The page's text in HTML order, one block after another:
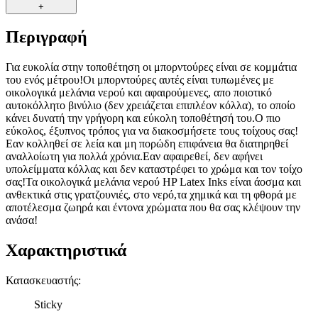
+
Περιγραφή
Για ευκολία στην τοποθέτηση οι μπορντούρες είναι σε κομμάτια
του ενός μέτρου!Οι μπορντούρες αυτές είναι τυπωμένες με
οικολογικά μελάνια νερού και αφαιρούμενες, απο ποιοτικό
αυτοκόλλητο βινύλιο (δεν χρειάζεται επιπλέον κόλλα), το οποίο
κάνει δυνατή την γρήγορη και εύκολη τοποθέτησή του.Ο πιο
εύκολος, έξυπνος τρόπος για να διακοσμήσετε τους τοίχους σας!
Εαν κολληθεί σε λεία και μη πορώδη επιφάνεια θα διατηρηθεί
αναλλοίωτη για πολλά χρόνια.Εαν αφαιρεθεί, δεν αφήνει
υπολείμματα κόλλας και δεν καταστρέφει το χρώμα και τον τοίχο
σας!Τα οικολογικά μελάνια νερού HP Latex Inks είναι άοσμα και
ανθεκτικά στις γρατζουνιές, στο νερό,τα χημικά και τη φθορά με
αποτέλεσμα ζωηρά και έντονα χρώματα που θα σας κλέψουν την
ανάσα!
Χαρακτηριστικά
Κατασκευαστής:
Sticky